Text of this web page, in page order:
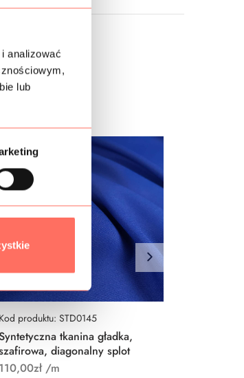
analizować
lub
Kod produktu: STD0145
tkanina gładka,
diagonalny splot
110,00zł/m